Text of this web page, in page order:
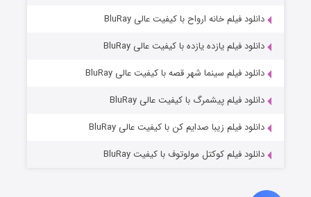
دانلود فیلم خانه ارواح با کیفیت عالی BluRay
دانلود فیلم یازده یازده با کیفیت عالی BluRay
دانلود فیلم سینما شهر قصه با کیفیت عالی BluRay
دانلود فیلم پیشمرگ با کیفیت عالی BluRay
دانلود فیلم زیبا صدایم کن با کیفیت عالی BluRay
دانلود فیلم کوکتل مولوتوف با کیفیت BluRay